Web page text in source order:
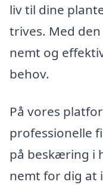
liv til dine
trives. Med
nemt og
behov.
På vores
professionelle
på beskæring i
nemt for dig at